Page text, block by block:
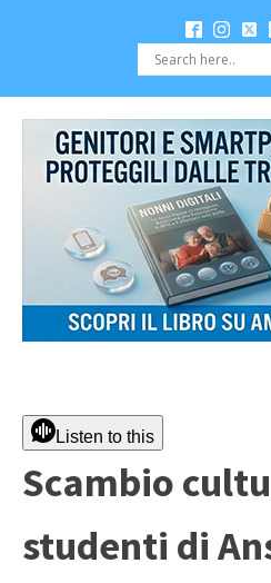
Listen to this
Scambio
studenti di